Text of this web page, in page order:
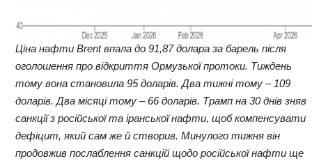
Ціна нафти Brent впала до 91,87 долара за барель після
оголошення про відкриття Ормузької протоки. Тиждень
тому вона становила 95 доларів. Два тижні тому – 109
доларів. Два місяці тому – 66 доларів. Трамп на 30 днів зняв
санкції з російської та іранської нафти, щоб компенсувати
дефіцит, який сам же й створив. Минулого тижня він
продовжив послаблення санкційщодо російської нафти ще